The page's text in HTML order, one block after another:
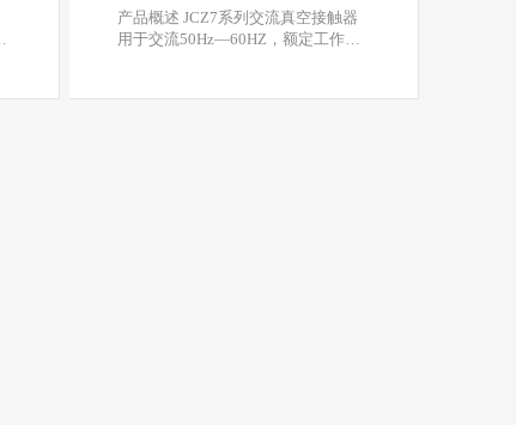
产品概述 JCZ7系列交流真空接触器
用于交流50Hz—60HZ，额定工作电